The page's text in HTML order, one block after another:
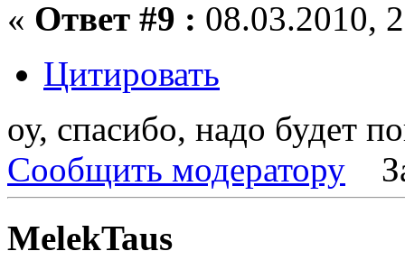
« Ответ #9 : 08.03.2010,
Цитировать
оу, спасибо, надо будет
Сообщить модератору
MelekTaus